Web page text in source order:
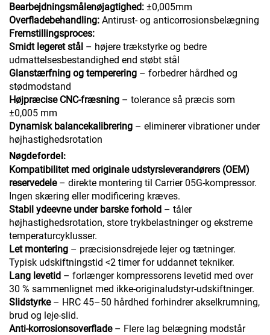
Bearbejdningsmålenøjagtighed: ±0,005mm
Overfladebehandling: Antirust- og anticorrosionsbelægning
Fremstillingsproces:
Smidt legeret stål – højere trækstyrke og bedre
udmattelsesbestandighed end støbt stål
Glanstærfning og temperering – forbedrer hårdhed og
stødmodstand
Højpræcise CNC-fræsning – tolerance så præcis som
±0,005 mm
Dynamisk balancekalibrering – eliminerer vibrationer under
højhastighedsrotation
Nøgdefordel:
Kompatibilitet med originale udstyrsleverandørers (OEM)
reservedele – direkte montering til Carrier 05G-kompressor.
Ingen skæring eller modificering kræves.
Stabil ydeevne under barske forhold – tåler
højhastighedsrotation, store trykbelastninger og ekstreme
temperaturcyklusser.
Let montering – præcisionsdrejede lejer og tætninger.
Typisk udskiftningstid <2 timer for uddannet tekniker.
Lang levetid – forlænger kompressorens levetid med over
30 % sammenlignet med ikke-originaludstyr-udskiftninger.
Slidstyrke – HRC 45–50 hårdhed forhindrer akselkrumning,
brud og leje-slid.
Anti-korrosionsoverflade – Flere lag belægning modstår